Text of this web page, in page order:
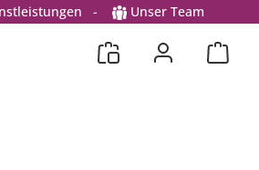
- Unser Team